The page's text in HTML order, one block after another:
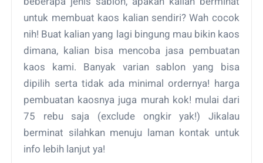
untuk membuat kaos kalian sendiri? Wah cocok
nih! Buat kalian yang lagi bingung mau bikin kaos
dimana, kalian bisa mencoba jasa pembuatan
kaos kami. Banyak varian sablon yang bisa
dipilih serta tidak ada minimal ordernya! harga
pembuatan kaosnya juga murah kok! mulai dari
75 rebu saja (exclude ongkir yak!) Jikalau
berminat silahkan menuju laman kontak untuk
info lebih lanjut ya!